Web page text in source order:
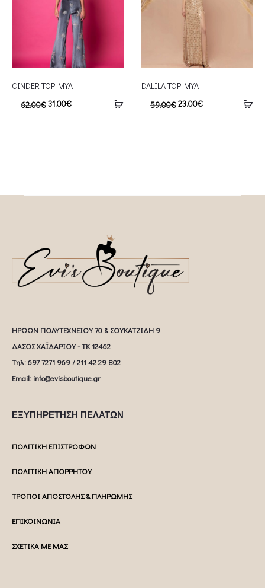
CINDER TOP-MYA
62.00€31.00€
DALILA TOP-MYA
59.00€23.00€
ΗΡΩΩΝ ΠΟΛΥΤΕΧΝΕΙΟΥ 70 & ΣΟΥΚΑΤΖΙΔΗ 9
ΔΑΣΟΣ ΧΑΪΔΑΡΙΟΥ - ΤΚ 12462
Tηλ: 697 7271 969 / 211 42 29 802
Email: info@evisboutique.gr
ΕΞΥΠΗΡΕΤΗΣΗ ΠΕΛΑΤΩΝ
ΠΟΛΙΤΙΚΗ ΕΠΙΣΤΡΟΦΩΝ
ΠΟΛΙΤΙΚΗ ΑΠΟΡΡΗΤΟΥ
ΤΡΟΠΟΙ ΑΠΟΣΤΟΛΗΣ & ΠΛΗΡΩΜΗΣ
ΕΠΙΚΟΙΝΩΝΙΑ
ΣΧΕΤΙΚΑ ΜΕ ΜΑΣ